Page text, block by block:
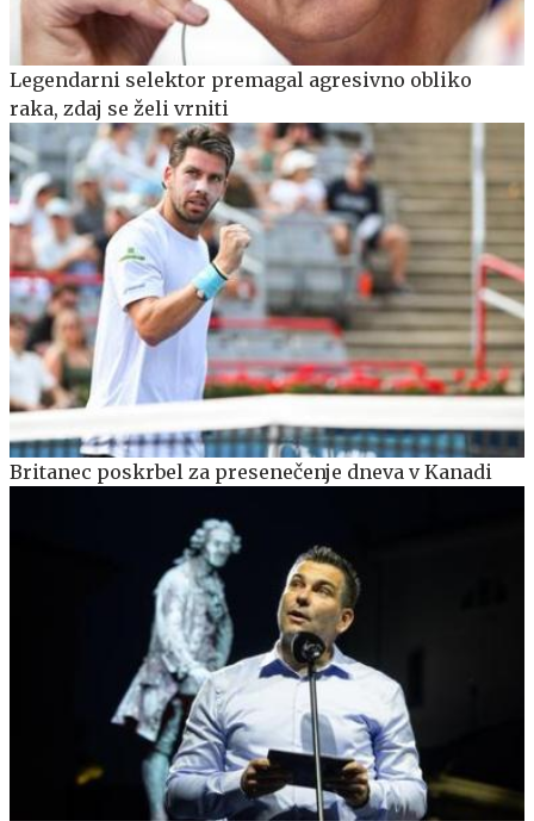
Legendarni selektor premagal agresivno obliko
raka, zdaj se želi vrniti
Britanec poskrbel za presenečenje dneva v Kanadi